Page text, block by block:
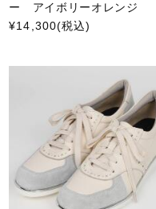
ー アイボリーオレンジ
¥14,300(税込)